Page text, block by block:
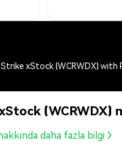
xStock (WCRWDX) with
(WCRWDX)
daha fazla bilgi